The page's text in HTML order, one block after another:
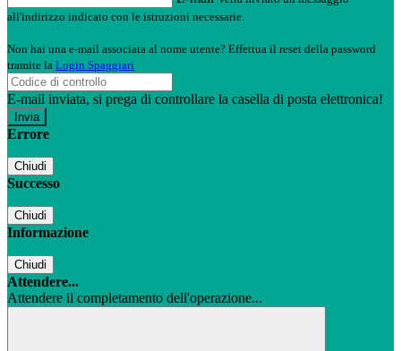
all'indirizzo indicato con le istruzioni necessarie.
Non hai una e-mail associata al nome utente? Effettua il reset della password
tramite la Login Spaggiari
E-mail inviata, si prega di controllare la casella di posta elettronica!
Errore
Chiudi
Successo
Chiudi
Informazione
Chiudi
Attendere...
Attendere il completamento dell'operazione...